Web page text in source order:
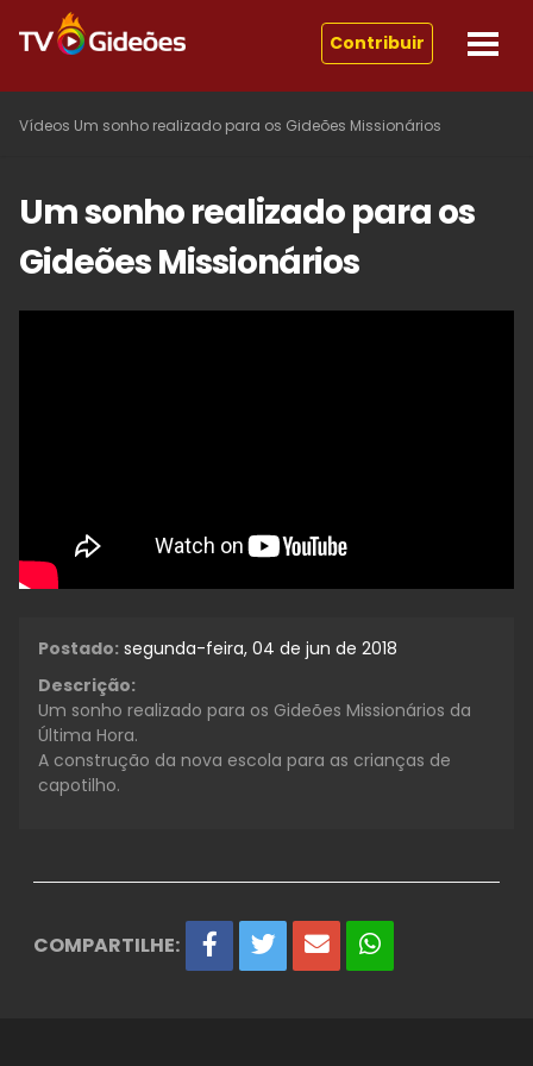
Contribuir
Vídeos Um sonho realizado para os Gideões Missionários
Um sonho realizado para os
Gideões Missionários
Postado: segunda-feira, 04 de jun de 2018
Descrição:
Um sonho realizado para os Gideões Missionários da
Última Hora.
A construção da nova escola para as crianças de
capotilho.
COMPARTILHE: